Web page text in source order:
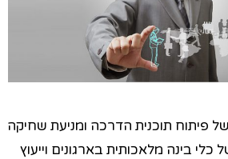
פיתוח תוכנית הדרכה ומניעת שחיקה
בינה מלאכותית בארגונים וייעוץ